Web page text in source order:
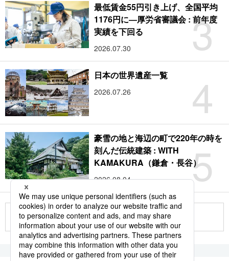
3
最低賃金55円引き上げ、全国平均
1176円に―厚労省審議会 : 前年度
実績を下回る
2026.07.30
4
日本の世界遺産一覧
2026.07.26
5
豪雪の地と海辺の町で220年の時を
刻んだ伝統建築 : WITH
KAMAKURA（鎌倉・長谷）
2026.08.04
もっと見る